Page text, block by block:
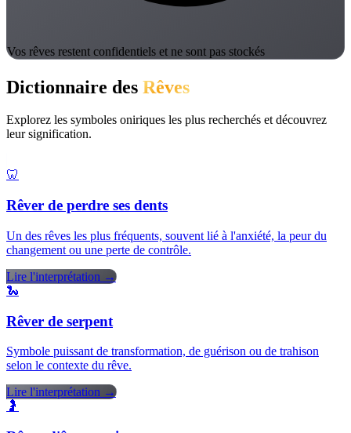
Vos rêves restent confidentiels et ne sont pas stockés
Dictionnaire des Rêves
Explorez les symboles oniriques les plus recherchés et découvrez
leur signification.
🦷
Rêver de perdre ses dents
Un des rêves les plus fréquents, souvent lié à l'anxiété, la peur du
changement ou une perte de contrôle.
Lire l'interprétation →
🐍
Rêver de serpent
Symbole puissant de transformation, de guérison ou de trahison
selon le contexte du rêve.
Lire l'interprétation →
🤰